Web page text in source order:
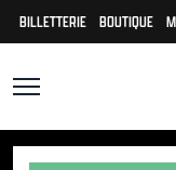
BILLETTERIE BOUTIQUE